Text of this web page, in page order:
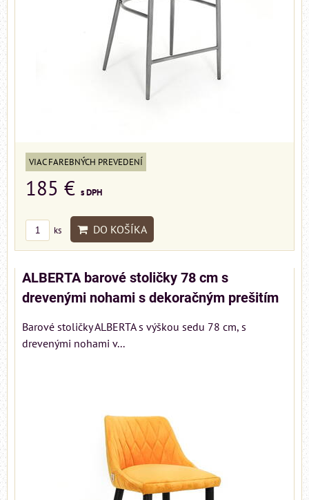
VIAC FAREBNÝCH PREVEDENÍ
185 € s DPH
ks DO KOŠÍKA
ALBERTA barové stoličky 78 cm s
drevenými nohami s dekoračným prešitím
Barové stoličky ALBERTA s výškou sedu 78 cm, s
drevenými nohami v...